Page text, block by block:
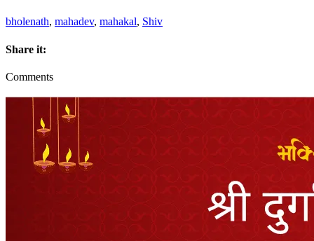
bholenath, mahadev, mahakal, Shiv
Share it:
Comments